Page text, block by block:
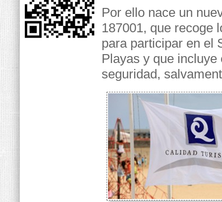
Por ello nace un
187001, que recoge
para participar en el
Playas y que
seguridad,